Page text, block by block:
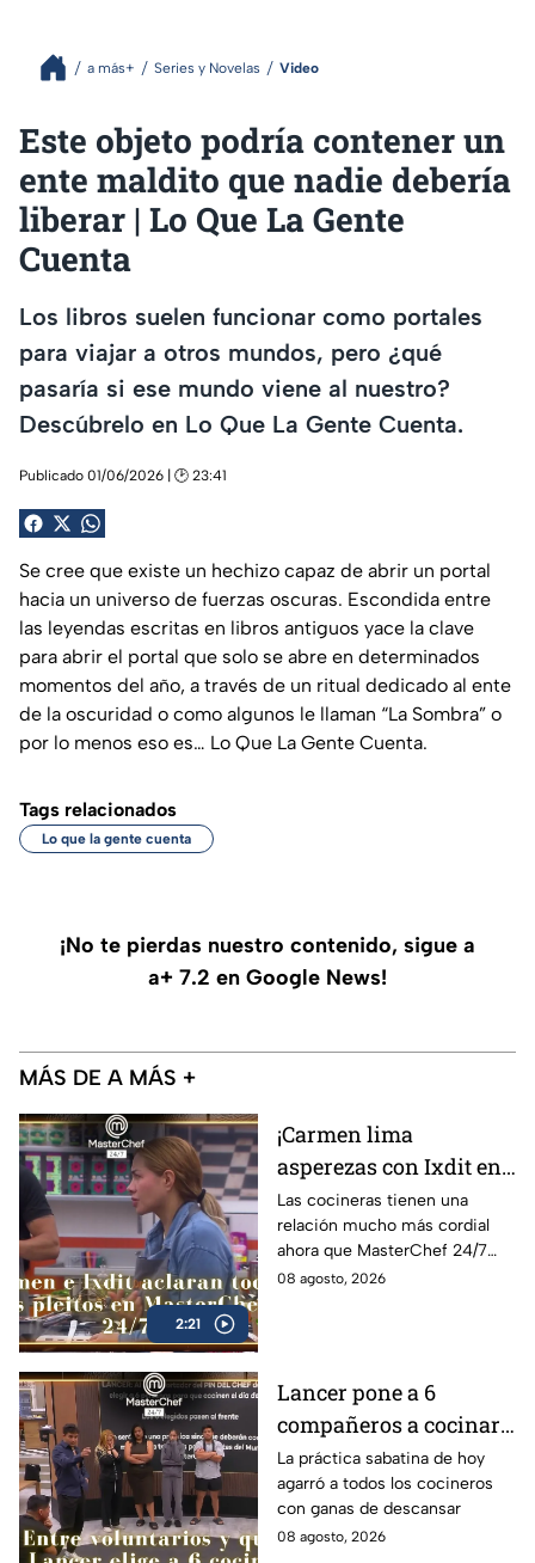
a más+ Series y Novelas Video
Este objeto podría contener un
ente maldito que nadie debería
liberar | Lo Que La Gente
Cuenta
Los libros suelen funcionar como portales
para viajar a otros mundos, pero ¿qué
pasaría si ese mundo viene al nuestro?
Descúbrelo en Lo Que La Gente Cuenta.
Publicado 01/06/2026 | 🕑 23:41
Se cree que existe un hechizo capaz de abrir un portal
hacia un universo de fuerzas oscuras. Escondida entre
las leyendas escritas en libros antiguos yace la clave
para abrir el portal que solo se abre en determinados
momentos del año, a través de un ritual dedicado al ente
de la oscuridad o como algunos le llaman “La Sombra” o
por lo menos eso es… Lo Que La Gente Cuenta.
Tags relacionados
Lo que la gente cuenta
¡No te pierdas nuestro contenido, sigue a
a+ 7.2 en Google News!
MÁS DE A MÁS +
2:21
¡Carmen lima
asperezas con Ixdit en
MasterChef 24/7 y
culpa a Michelle! 'Me
calentó la cabeza'
(VIDEO)
Las cocineras tienen una
relación mucho más cordial
ahora que MasterChef 24/7
está en su recta final
08 agosto, 2026
Lancer pone a 6
compañeros a cocinar
para TODOS y Luis se
queja: '¿Premio o
castigo?' (VIDEO)
La práctica sabatina de hoy
agarró a todos los cocineros
con ganas de descansar
08 agosto, 2026